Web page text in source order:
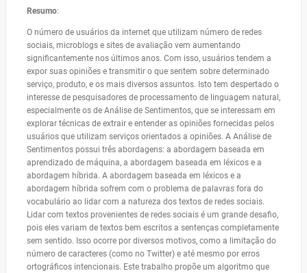
Resumo:
O número de usuários da internet que utilizam número de redes
sociais, microblogs e sites de avaliação vem aumentando
significantemente nos últimos anos. Com isso, usuários tendem a
expor suas opiniões e transmitir o que sentem sobre determinado
serviço, produto, e os mais diversos assuntos. Isto tem despertado o
interesse de pesquisadores de processamento de linguagem natural,
especialmente os de Análise de Sentimentos, que se interessam em
explorar técnicas de extrair e entender as opiniões fornecidas pelos
usuários que utilizam serviços orientados a opiniões. A Análise de
Sentimentos possui três abordagens: a abordagem baseada em
aprendizado de máquina, a abordagem baseada em léxicos e a
abordagem híbrida. A abordagem baseada em léxicos e a
abordagem híbrida sofrem com o problema de palavras fora do
vocabulário ao lidar com a natureza dos textos de redes sociais.
Lidar com textos provenientes de redes sociais é um grande desafio,
pois eles variam de textos bem escritos a sentenças completamente
sem sentido. Isso ocorre por diversos motivos, como a limitação do
número de caracteres (como no Twitter) e até mesmo por erros
ortográficos intencionais. Este trabalho propõe um algoritmo que